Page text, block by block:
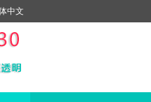
中文